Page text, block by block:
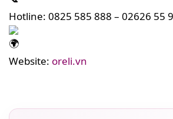
Hotline: 0825 585 888 – 02626 55
Website: oreli.vn